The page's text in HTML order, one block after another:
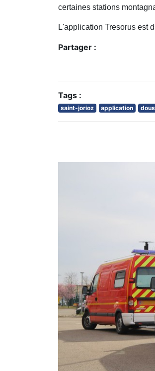
certaines stations
L'application Tresorus est
Partager :
Tags :
saint-jorioz application